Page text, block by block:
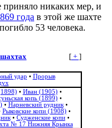
приняло никаких мер, и
года в этой же шахте
53 человека.
[+ ]
удар • Прорыв
• Иван (1905)•
копь (1899)•
• Нарневский рудник•
Рыковские копи (1908)•
• Судженские копи•
№ 17 Нижняя Крынка